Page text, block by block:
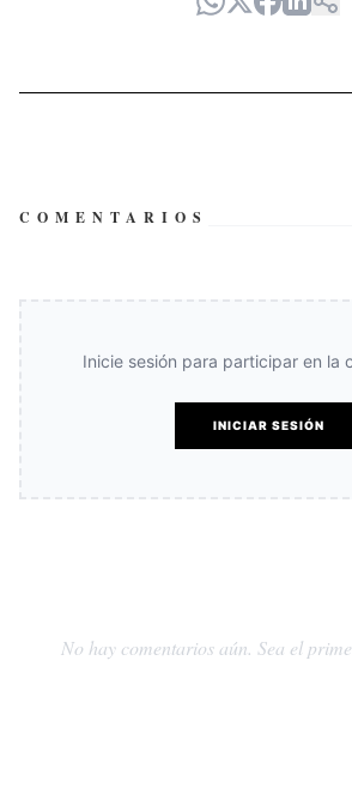
COMENTARIOS
Inicie sesión para participar en la
INICIAR SESIÓN
No hay comentarios aún. Sea el